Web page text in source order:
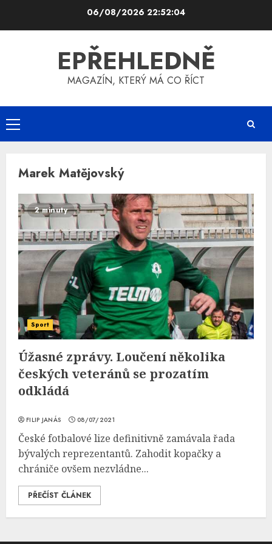
06/08/2026 22:52:04
EPŘEHLEDNĚ
MAGAZÍN, KTERÝ MÁ CO ŘÍCT
Primary
Menu
Marek Matějovský
2 minuty
Sport
Úžasné zprávy. Loučení několika
českých veteránů se prozatím
odkládá
FILIP JANÁS 08/07/2021
České fotbalové lize definitivně zamávala řada
bývalých reprezentantů. Zahodit kopačky a
chrániče ovšem nezvládne...
PŘEČÍST ČLÁNEK